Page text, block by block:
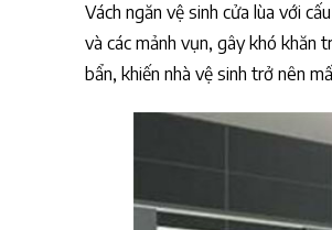
Vách ngăn vệ sinh cửa lùa với
và các mảnh vụn, gây khó khăn
bẩn, khiến nhà vệ sinh trở nên